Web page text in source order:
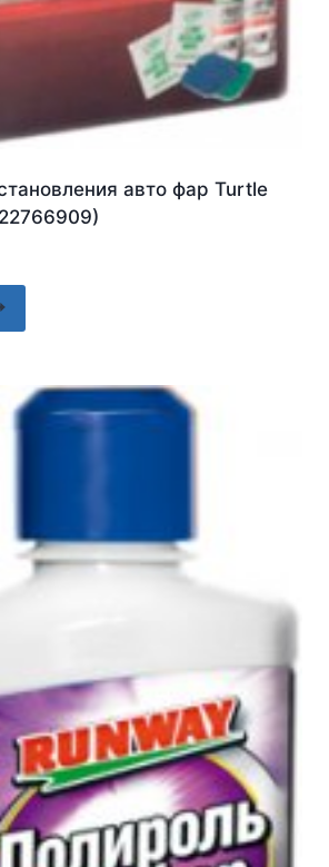
авто фар Turtle